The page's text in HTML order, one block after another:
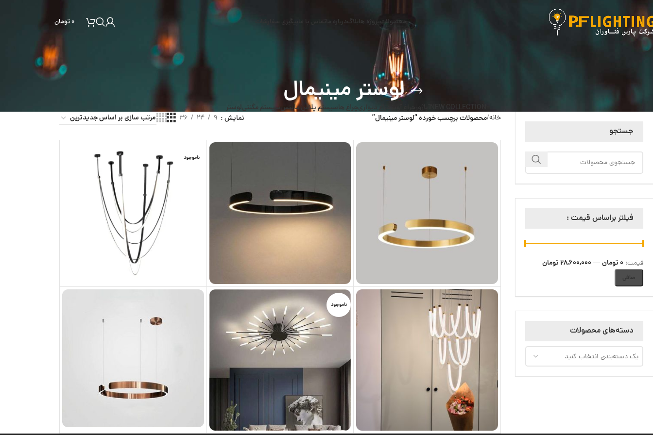
محصولات پروژه هابلاگدرباره ما تماس با ما ۰تومان
لوستر مینیمال NEW COLLECTION سیستم پلاس ماینسسیستم مگنتیلوستر
جستجو
فیلتر براساس قیمت :
صافی
قيمت: 0 تومان — 28,600,000 تومان
دسته‌های محصولات
یک دسته‌بندی انتخاب کنید
خانه محصولات برچسب خورده “لوستر مینیمال” نمایش 9
24
36
ناموجود
ناموجود